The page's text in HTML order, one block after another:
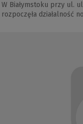
W Białymstoku przy ul.
rozpoczęła działalność